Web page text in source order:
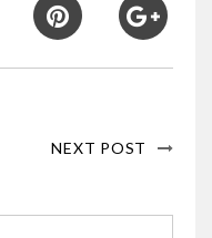
NEXT POST